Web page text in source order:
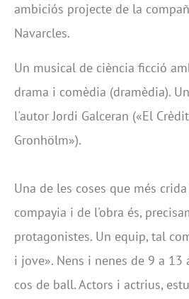
ambiciós projecte de la
Navarcles.
Un musical de ciència ficció
drama i comèdia (dramèdia).
l'autor Jordi Galceran («El
Gronhölm»).
Una de les coses que més
compayia i de l'obra és,
protagonistes. Un equip, tal
i jove». Nens i nenes de 9 a 13
cos de ball. Actors i actrius,